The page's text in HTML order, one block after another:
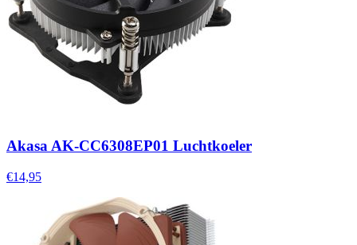
Akasa AK-CC6308EP01 Luchtkoeler
€14,95